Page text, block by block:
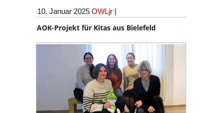
10. Januar 2025 OWLjr |
AOK-Projekt für Kitas aus Bielefeld